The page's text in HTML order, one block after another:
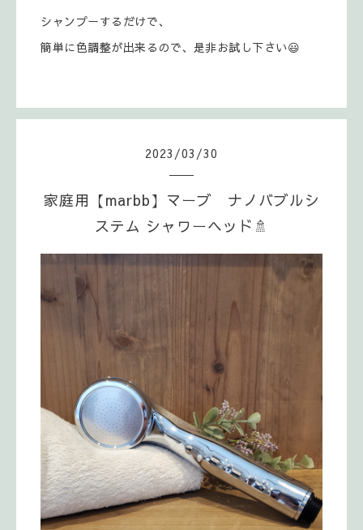
シャンプーするだけで、
簡単に色調整が出来るので、是非お試し下さい😃
2023 /03 /30
家庭用【marbb】マーブ ナノバブルシ
ステム シャワーヘッド🚿